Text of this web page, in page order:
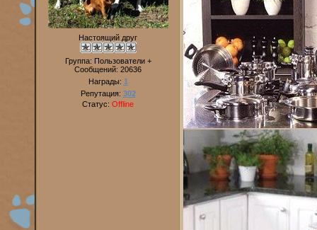
Настоящий друг
Группа: Пользователи +
Сообщений: 20636
Награды: 1
Репутация: 302
Статус: Offline